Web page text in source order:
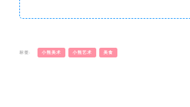
标签: 小熊美术 小熊艺术 美食